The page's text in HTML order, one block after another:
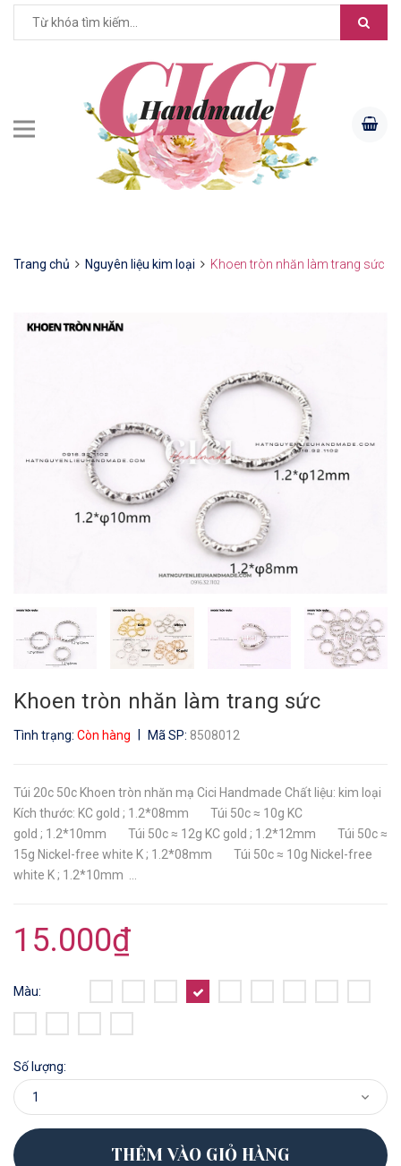
Trang chủ Nguyên liệu kim loại Khoen tròn nhăn làm trang sức
Khoen tròn nhăn làm trang sức
Tình trạng: Còn hàng Mã SP: 8508012
Túi 20c 50c Khoen tròn nhăn mạ Cici Handmade Chất liệu: kim loại
Kích thước: KC gold ; 1.2*08mm Túi 50c ≈ 10g KC
gold ; 1.2*10mm Túi 50c ≈ 12g KC gold ; 1.2*12mm Túi 50c ≈
15g Nickel-free white K ; 1.2*08mm Túi 50c ≈ 10g Nickel-free
white K ; 1.2*10mm ...
15.000₫
Màu:
Số lượng:
THÊM VÀO GIỎ HÀNG